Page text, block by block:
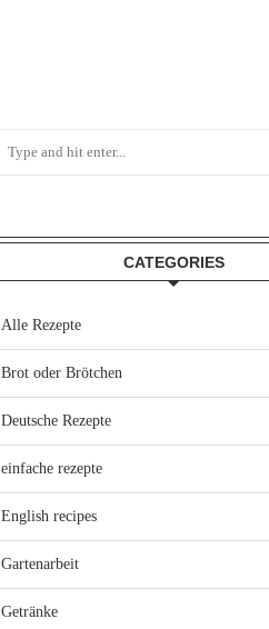
CATEGORIES
Alle Rezepte
Brot oder Brötchen
Deutsche Rezepte
einfache rezepte
English recipes
Gartenarbeit
Getränke